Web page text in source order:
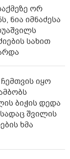
ორ
ნია იმნაძესა
სახით
იყო
ბიჭის დედა
შვილის
ხმა